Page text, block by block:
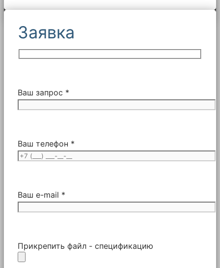
Заявка
Ваш запрос *
Ваш телефон *
Ваш e-mail *
Прикрепить файл - спецификацию